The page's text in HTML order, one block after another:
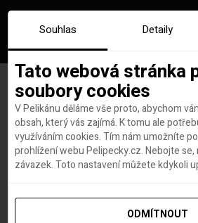
Hlavní stránka
10 skutečných míst, která
10 skutečných
procestuješ v
Souhlas Detaily
Tato webová stránka
soubory cookies
V Pelikánu děláme vše proto, abychom
obsah, který vás zajímá. K tomu ale
využíváním cookies. Tím nám umožníte
prohlížení webu Pelipecky.cz. Nebojte se,
závazek. Toto nastavení můžete kdykoli
ODMÍTNOUT